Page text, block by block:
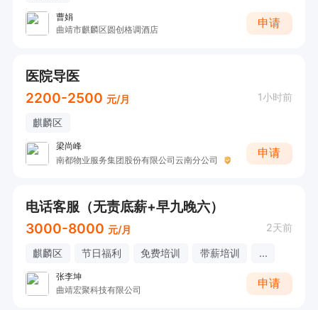
曹娟
曲靖市麒麟区圆创格调酒店
申请
医院导医
2200-2500 元/月 1小时前
麒麟区
梁尚峰
南都物业服务集团股份有限公司云南分公司
申请
电话客服（无责底薪+早九晚六）
3000-8000 元/月 2天前
麒麟区 节日福利 免费培训 带薪培训 ...
张李坤
曲靖宏聚科技有限公司
申请